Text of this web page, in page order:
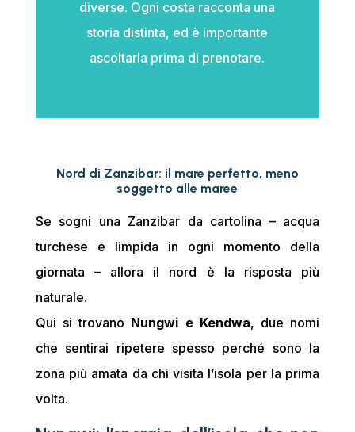
diverse. Ogni costa racconta una
storia distinta, ed è importante
ascoltarla prima di prenotare.
Nord di Zanzibar: il mare perfetto, meno
soggetto alle maree
Se sogni una Zanzibar da cartolina – acqua
turchese e limpida in ogni momento della
giornata – allora il nord è la risposta più
naturale.
Qui si trovano Nungwi e Kendwa, due nomi
che sentirai ripetere spesso perché sono la
zona più amata da chi visita l’isola per la prima
volta.